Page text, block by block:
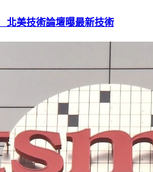
北美技術論壇曝最新技術